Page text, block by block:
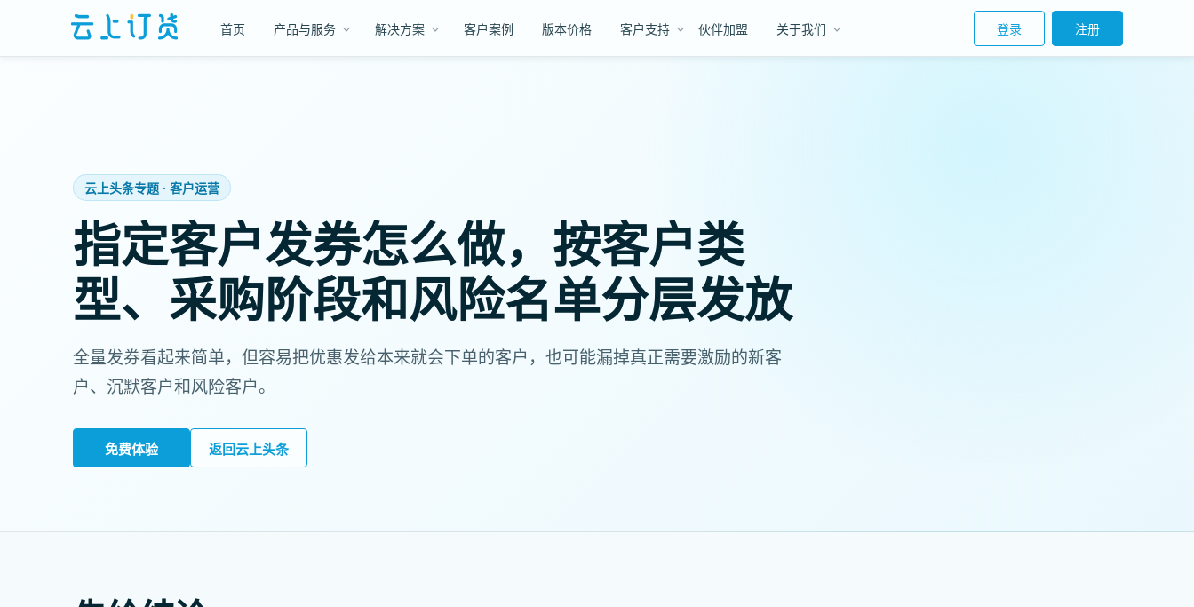
首页 产品与服务 解决方案 客户案例 版本价格 客户支持 伙伴加盟 关于我们 登录 注册
云上头条专题 · 客户运营
指定客户发券怎么做，按客户类
型、采购阶段和风险名单分层发放
全量发券看起来简单，但容易把优惠发给本来就会下单的客户，也可能漏掉真正需要激励的新客
户、沉默客户和风险客户。
免费体验 返回云上头条